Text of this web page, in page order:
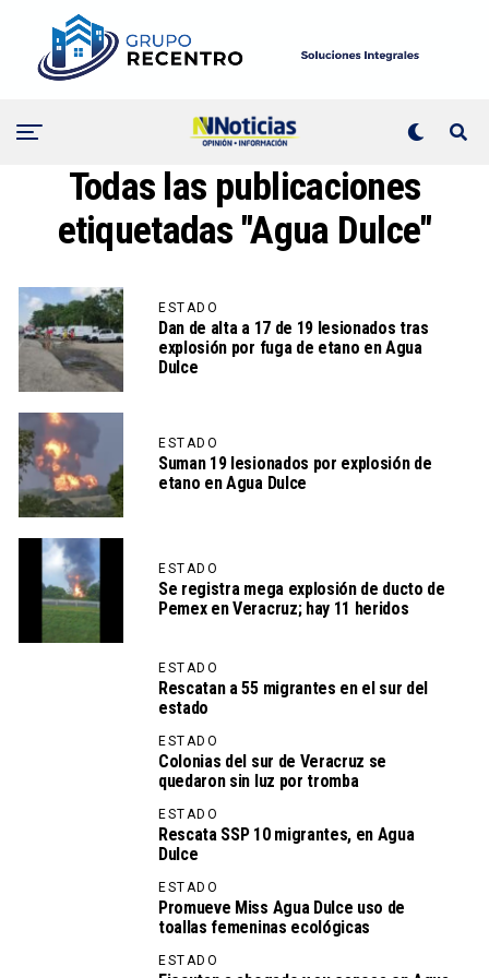
Todas las publicaciones
etiquetadas "Agua Dulce"
ESTADO
Dan de alta a 17 de 19 lesionados tras
explosión por fuga de etano en Agua
Dulce
ESTADO
Suman 19 lesionados por explosión de
etano en Agua Dulce
ESTADO
Se registra mega explosión de ducto de
Pemex en Veracruz; hay 11 heridos
ESTADO
Rescatan a 55 migrantes en el sur del
estado
ESTADO
Colonias del sur de Veracruz se
quedaron sin luz por tromba
ESTADO
Rescata SSP 10 migrantes, en Agua
Dulce
ESTADO
Promueve Miss Agua Dulce uso de
toallas femeninas ecológicas
ESTADO